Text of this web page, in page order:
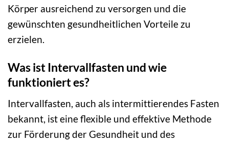
Körper ausreichend zu versorgen und die
gewünschten gesundheitlichen Vorteile zu
erzielen.
Was ist Intervallfasten und wie
funktioniert es?
Intervallfasten, auch als intermittierendes Fasten
bekannt, ist eine flexible und effektive Methode
zur Förderung der Gesundheit und des